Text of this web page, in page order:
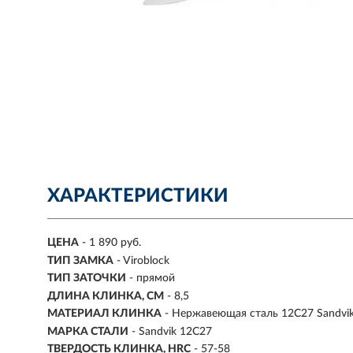
ХАРАКТЕРИСТИКИ
ЦЕНА - 1 890 руб.
ТИП ЗАМКА - Viroblock
ТИП ЗАТОЧКИ - прямой
ДЛИНА КЛИНКА, СМ - 8,5
МАТЕРИАЛ КЛИНКА - Нержавеющая сталь 12С27
МАРКА СТАЛИ - Sandvik 12C27
ТВЕРДОСТЬ КЛИНКА, HRC - 57-58